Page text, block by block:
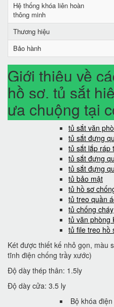
Hệ thống khóa liên hoàn
thông minh
Thương hiệu
Bảo hành
Giới thiệu về
hồ sơ, tủ sắt
ưa chuộng tại
tủ sắt văn
tủ sắt đựng
tủ sắt lắp ráp
tủ sắt đựng
tủ sắt đựng
tủ bảo mật
tủ hồ sơ
tủ treo quần
tủ chống cháy
tủ văn phòng
tủ file treo hồ
Két được thiết kế nhỏ gọn, màu
tĩnh điện chống trầy xước)
Độ dày thép thân: 1.5ly
Độ dày cửa: 3.5 ly
Bộ khóa